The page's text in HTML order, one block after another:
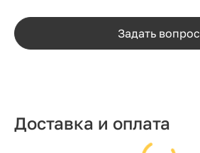
Задать вопрос
Доставка и оплата